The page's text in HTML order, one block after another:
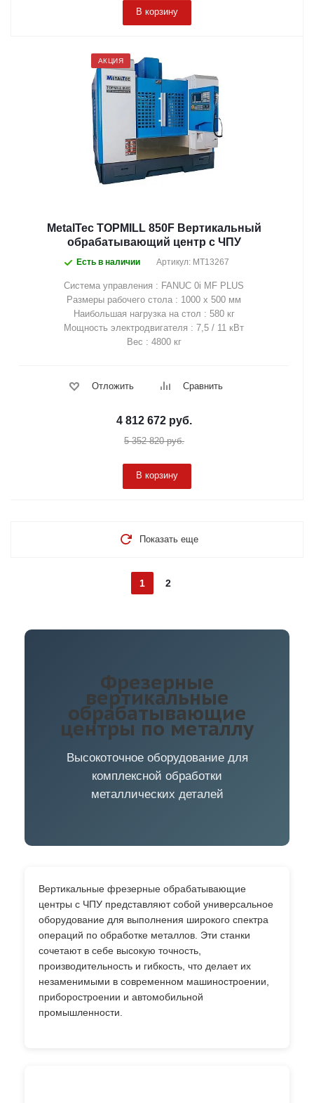
В корзину
АКЦИЯ
MetalTec TOPMILL 850F Вертикальный
обрабатывающий центр с ЧПУ
Есть в наличии Артикул: MT13267
Система управления : FANUC 0i MF PLUS
Размеры рабочего стола : 1000 х 500 мм
Наибольшая нагрузка на стол : 580 кг
Мощность электродвигателя : 7,5 / 11 кВт
Вес : 4800 кг
Отложить Сравнить
4 812 672 руб.
5 352 820руб.
В корзину
Показать еще
1 2
Фрезерные
вертикальные
обрабатывающие
центры по металлу
Высокоточное оборудование для
комплексной обработки
металлических деталей
Вертикальные фрезерные обрабатывающие
центры с ЧПУ представляют собой универсальное
оборудование для выполнения широкого спектра
операций по обработке металлов. Эти станки
сочетают в себе высокую точность,
производительность и гибкость, что делает их
незаменимыми в современном машиностроении,
приборостроении и автомобильной
промышленности.